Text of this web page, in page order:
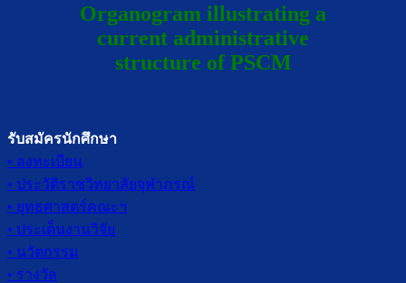
Organogram illustrating a
current administrative
structure of PSCM
รับสมัครนักศึกษา
• ลงทะเบียน
• ประวัติราชวิทยาลัยจุฬาภรณ์
• ยุทธศาสตร์คณะฯ
• ประเด็นงานวิจัย
• นวัตกรรม
• รางวัล